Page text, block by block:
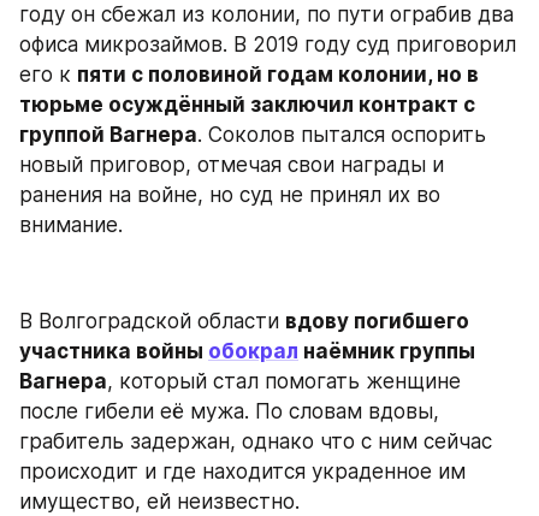
году он сбежал из колонии, по пути ограбив два
офиса микрозаймов. В 2019 году суд приговорил
его к пяти с половиной годам колонии, но в
тюрьме осуждённый заключил контракт с
группой Вагнера. Соколов пытался оспорить
новый приговор, отмечая свои награды и
ранения на войне, но суд не принял их во
внимание.
В Волгоградской области вдову погибшего
участника войны обокрал наёмник группы
Вагнера, который стал помогать женщине
после гибели её мужа. По словам вдовы,
грабитель задержан, однако что с ним сейчас
происходит и где находится украденное им
имущество, ей неизвестно.